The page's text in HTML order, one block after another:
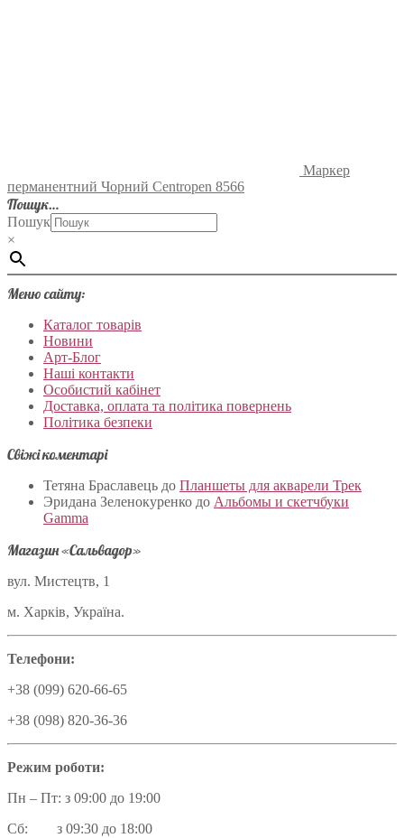
Маркер
перманентний Чорний Centropen 8566
Пошук…
Пошук
×
Меню сайту:
Каталог товарів
Новини
Арт-Блог
Наші контакти
Особистий кабінет
Доставка, оплата та політика повернень
Політика безпеки
Свіжі коментарі
Тетяна Браславець до Планшеты для акварели Трек
Эридана Зеленокуренко до Альбомы и скетчбуки
Gamma
Магазин «Сальвадор»
вул. Мистецтв, 1
м. Харків, Україна.
Телефони:
+38 (099) 620-66-65
+38 (098) 820-36-36
Режим роботи:
Пн – Пт: з 09:00 до 19:00
Сб: з 09:30 до 18:00